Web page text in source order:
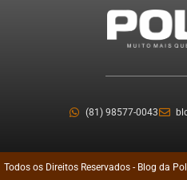
(81) 98577-0043
Todos os Direitos Reservados - Blog da